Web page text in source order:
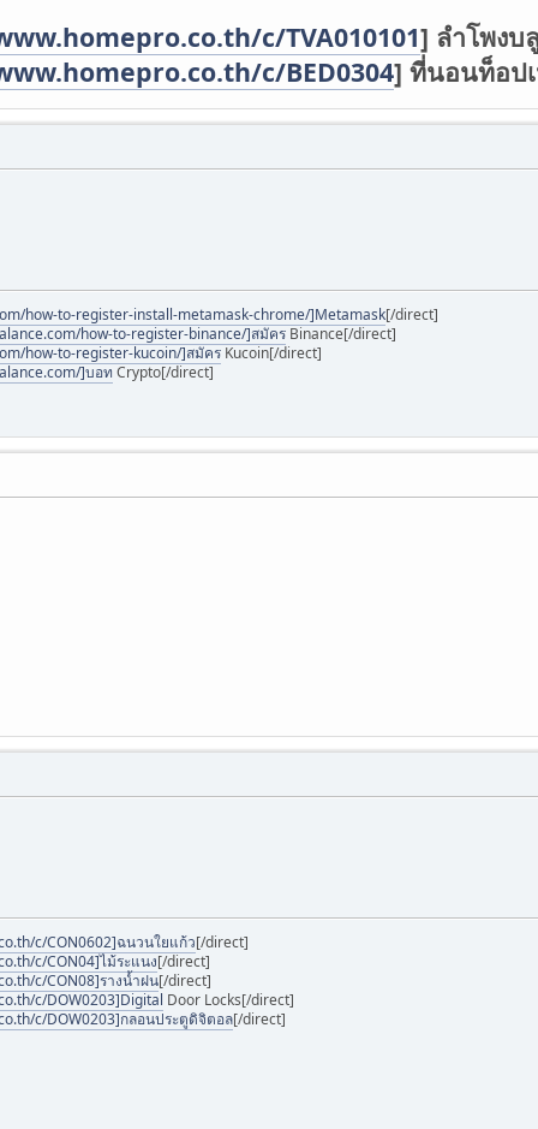
c/TVA010101] ลำโพงบ
c/BED0304] ที่นอนท็อป
how-to-register-install-metamask-chrome/]Metamask[/direct]
how-to-register-binance/]สมัคร Binance[/direct]
how-to-register-kucoin/]สมัคร Kucoin[/direct]
]บอท Crypto[/direct]
c/CON0602]ฉนวนใยแก้ว[/direct]
c/CON04]ไม้ระแนง[/direct]
c/CON08]รางน้ำฝน[/direct]
c/DOW0203]Digital Door Locks[/direct]
c/DOW0203]กลอนประตูดิจิตอล[/direct]